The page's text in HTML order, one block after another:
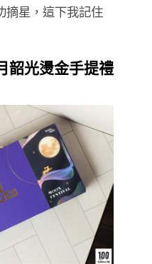
摘星，這下我記住
韶光燙金手提禮